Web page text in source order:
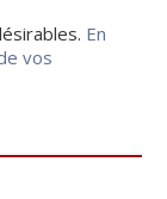
En
vos